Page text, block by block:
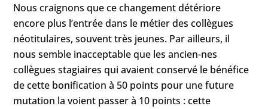
Nous craignons que ce changement détériore
encore plus l’entrée dans le métier des collègues
néotitulaires, souvent très jeunes. Par ailleurs, il
nous semble inacceptable que les ancien-nes
collègues stagiaires qui avaient conservé le bénéfice
de cette bonification à 50 points pour une future
mutation la voient passer à 10 points : cette